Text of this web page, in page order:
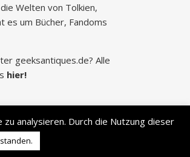
Welten von Tolkien,
es um Bücher, Fandoms
geeksantiques.de? Alle
hier!
by Lisa Carina Immel
analysieren. Durch die Nutzung dieser